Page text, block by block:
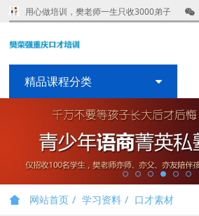
用心做培训，樊老师一生只收3000弟子
精品课程分类
网站首页 学习资料 口才素材